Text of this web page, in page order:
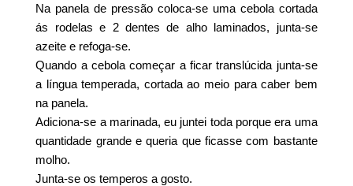
Na panela de pressão coloca-se uma cebola cortada
ás rodelas e 2 dentes de alho laminados, junta-se
azeite e refoga-se.
Quando a cebola começar a ficar translúcida junta-se
a língua temperada, cortada ao meio para caber bem
na panela.
Adiciona-se a marinada, eu juntei toda porque era uma
quantidade grande e queria que ficasse com bastante
molho.
Junta-se os temperos a gosto.